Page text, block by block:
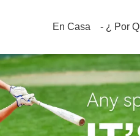
En Casa - ¿ Por